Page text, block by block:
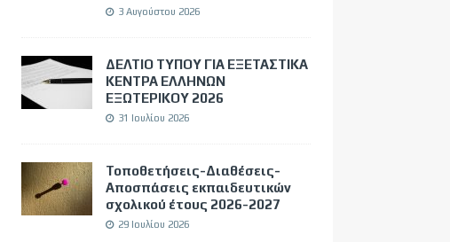
3 Αυγούστου 2026
ΔΕΛΤΙΟ ΤΥΠΟΥ ΓΙΑ ΕΞΕΤΑΣΤΙΚΑ
ΚΕΝΤΡΑ ΕΛΛΗΝΩΝ
ΕΞΩΤΕΡΙΚΟΥ 2026
31 Ιουλίου 2026
Τοποθετήσεις-Διαθέσεις-
Αποσπάσεις εκπαιδευτικών
σχολικού έτους 2026-2027
29 Ιουλίου 2026